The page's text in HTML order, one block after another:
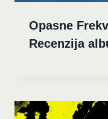
Opasne
Recenzija